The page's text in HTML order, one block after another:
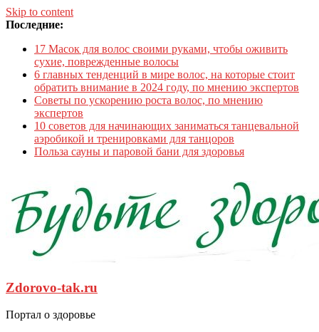
Skip to content
Последние:
17 Масок для волос своими руками, чтобы оживить
сухие, поврежденные волосы
6 главных тенденций в мире волос, на которые стоит
обратить внимание в 2024 году, по мнению экспертов
Советы по ускорению роста волос, по мнению
экспертов
10 советов для начинающих заниматься танцевальной
аэробикой и тренировками для танцоров
Польза сауны и паровой бани для здоровья
Zdorovo-tak.ru
Портал о здоровье